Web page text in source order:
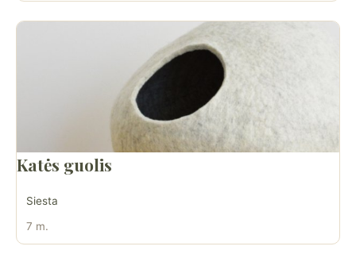
Katės guolis
Siesta
7 m.